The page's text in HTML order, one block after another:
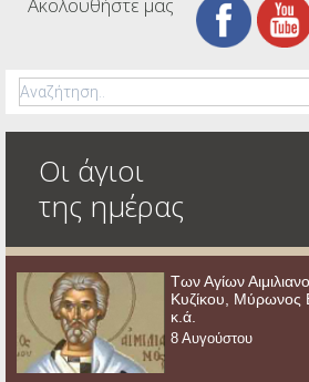
Οι άγιοι
της ημέρας
Των Αγίων
Κυζίκου, Μύρωνος
κ.ά.
8 Αυγούστου